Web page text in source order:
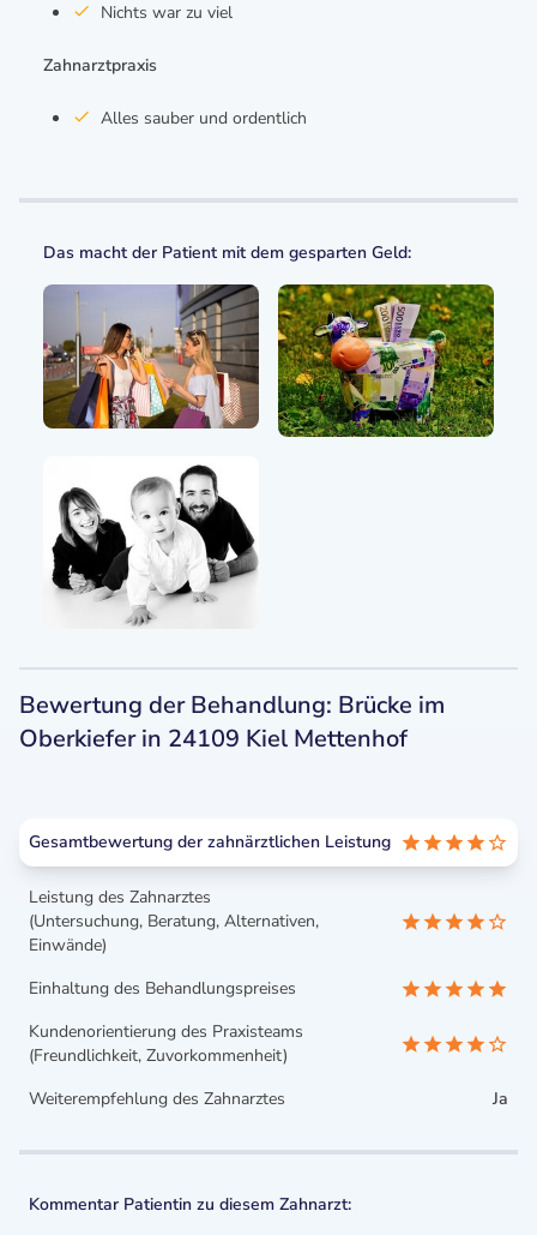
Nichts war zu viel
Zahnarztpraxis
Alles sauber und ordentlich
Das macht der Patient mit dem gesparten Geld:
Bewertung der Behandlung: Brücke im
Oberkiefer in 24109 Kiel Mettenhof
Gesamtbewertung der zahnärztlichen Leistung
Leistung des Zahnarztes
(Untersuchung, Beratung, Alternativen,
Einwände)
Einhaltung des Behandlungspreises
Kundenorientierung des Praxisteams
(Freundlichkeit, Zuvorkommenheit)
Weiterempfehlung des Zahnarztes
Ja
Kommentar Patientin zu diesem Zahnarzt: